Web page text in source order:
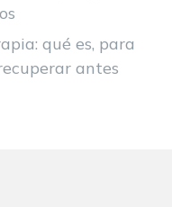
qué es, para
antes